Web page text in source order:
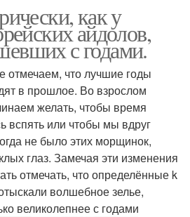
как у
айдолов,
с годами.
отмечаем, что лучшие годы
в прошлое. Во взрослом
желать, чтобы время
вспять или чтобы мы вдруг
не было этих морщинок,
глаз. Замечая эти изменения
отмечать, что определённые k
волшебное зелье,
великолепнее с годами